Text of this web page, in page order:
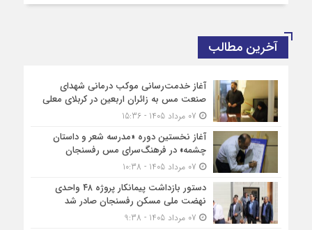
آخرین مطالب
آغاز خدمت‌رسانی موکب درمانی شهدای
صنعت مس به زائران اربعین در کربلای معلی
آغاز نخستین دوره «مدرسه شعر و داستان
چشمه» در فرهنگ‌سرای مس رفسنجان
دستور بازداشت پیمانکار پروژه ۴۸ واحدی
نهضت ملی مسکن رفسنجان صادر شد